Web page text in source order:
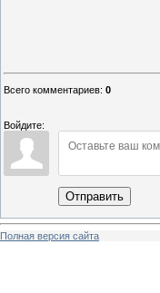
Всего комментариев: 0
Войдите:
Отправить
Полная версия сайта